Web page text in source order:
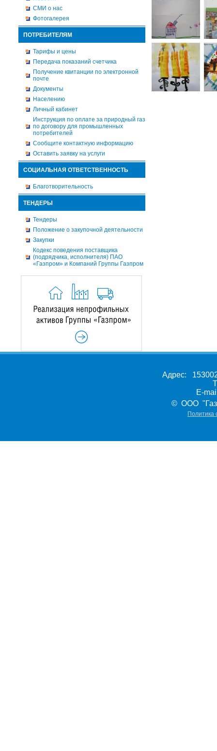
СМИ о нас
Фотогалерея
ПОТРЕБИТЕЛЯМ
Тарифы и цены
Передача показаний счетчика
Получение квитанции по электронной
почте
Документы
Населению
Личный кабинет
Инструкция по оплате за природный газ
по договору для промышленных
потребителей
Сообщите контактную информацию
Оставить заявку на услуги
СОЦИАЛЬНАЯ ОТВЕТСТВЕННОСТЬ
Благотворительность
ТЕНДЕРЫ
Тендеры
Положение о закупочной деятельности
Закупки
Кодекс поведения поставщика
(подрядчика, исполнителя) ПАО
«Газпром» и Компаний Группы Газпром
Адрес:
E-
© ООО
Политика